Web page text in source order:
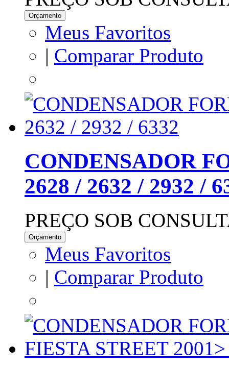
Orçamento
Meus Favoritos
| Comparar Produto
CONDENSADOR
2628 / 2632 / 2932 /
PREÇO SOB
Orçamento
Meus Favoritos
| Comparar Produto